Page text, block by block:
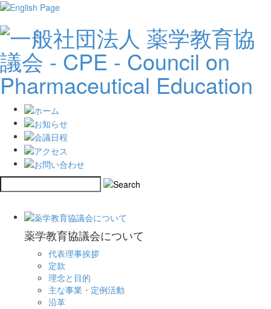
薬学教育協議会について
代表理事挨拶
定款
理念と目的
主な事業・定例活動
沿革